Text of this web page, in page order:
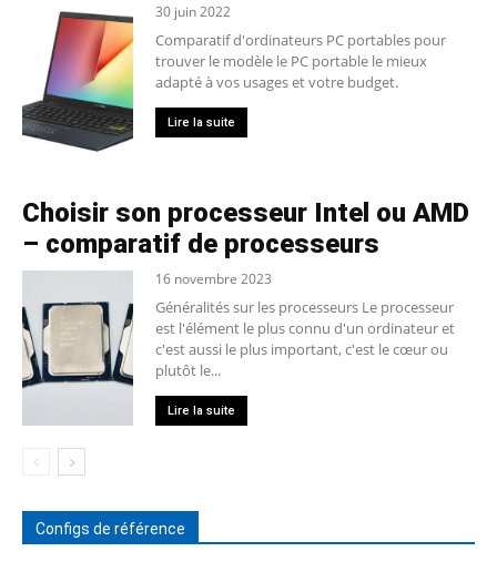
30 juin 2022
Comparatif d'ordinateurs PC portables pour
trouver le modèle le PC portable le mieux
adapté à vos usages et votre budget.
Lire la suite
Choisir son processeur Intel ou AMD
– comparatif de processeurs
16 novembre 2023
Généralités sur les processeurs Le processeur
est l'élément le plus connu d'un ordinateur et
c'est aussi le plus important, c'est le cœur ou
plutôt le...
Lire la suite
Configs de référence